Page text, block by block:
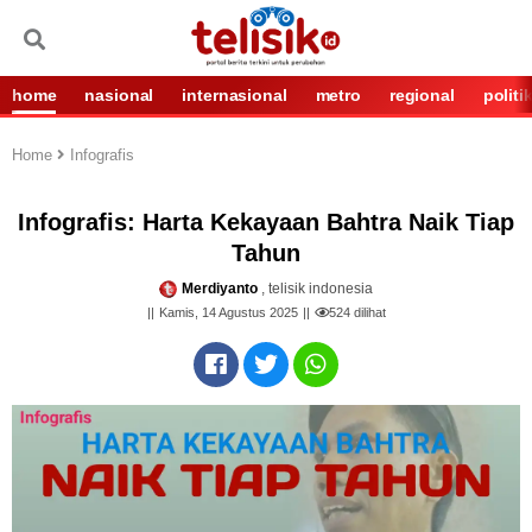
home nasional internasional metro regional politik
Home Infografis
Infografis: Harta Kekayaan Bahtra Naik Tiap
Tahun
Merdiyanto , telisik indonesia
Kamis, 14 Agustus 2025 524dilihat